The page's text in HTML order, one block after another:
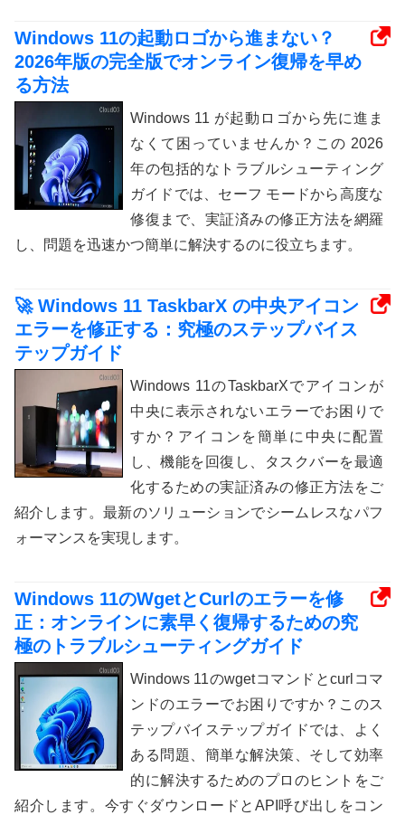
Windows 11の起動ロゴから進まない？
2026年版の完全版でオンライン復帰を早め
る方法
Windows 11 が起動ロゴから先に進ま
なくて困っていませんか？この 2026
年の包括的なトラブルシューティング
ガイドでは、セーフ モードから高度な
修復まで、実証済みの修正方法を網羅
し、問題を迅速かつ簡単に解決するのに役立ちます。
🚀 Windows 11 TaskbarX の中央アイコン
エラーを修正する：究極のステップバイス
テップガイド
Windows 11のTaskbarXでアイコンが
中央に表示されないエラーでお困りで
すか？アイコンを簡単に中央に配置
し、機能を回復し、タスクバーを最適
化するための実証済みの修正方法をご
紹介します。最新のソリューションでシームレスなパフ
ォーマンスを実現します。
Windows 11のWgetとCurlのエラーを修
正：オンラインに素早く復帰するための究
極のトラブルシューティングガイド
Windows 11のwgetコマンドとcurlコマ
ンドのエラーでお困りですか？このス
テップバイステップガイドでは、よく
ある問題、簡単な解決策、そして効率
的に解決するためのプロのヒントをご
紹介します。今すぐダウンロードとAPI呼び出しをコン